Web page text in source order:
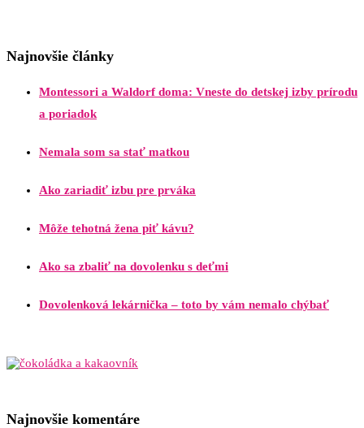
Najnovšie články
Montessori a Waldorf doma: Vneste do detskej izby prírodu
a poriadok
Nemala som sa stať matkou
Ako zariadiť izbu pre prváka
Môže tehotná žena piť kávu?
Ako sa zbaliť na dovolenku s deťmi
Dovolenková lekárnička – toto by vám nemalo chýbať
Najnovšie komentáre